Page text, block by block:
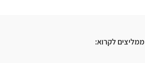
ממליצים לקרוא: